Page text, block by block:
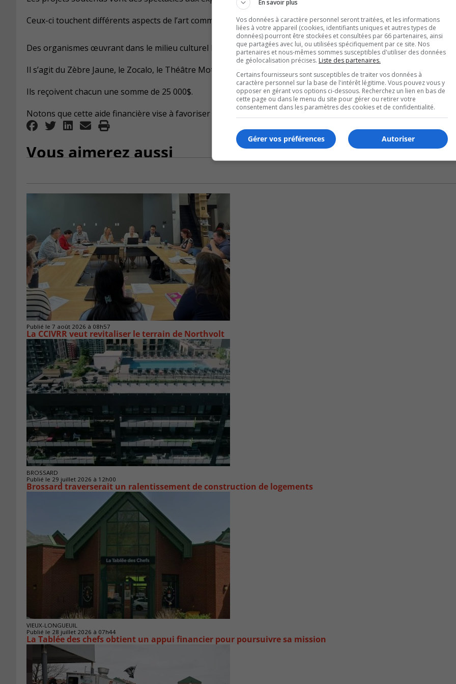
Ceux-ci touchent différents aspects de l’art comme le théâtre, la littérature, les arts visuels, la musique et la
Des organismes œuvrant dans le milieu culturel bénéficient eux aussi de cette aide financière.
Il s’agit du Zèbre Jaune, le Zocalo, le Théâtre Motus et le Théatre Tout-Terrain.
Ils reçoivent chacun une somme de 25 000$.
Notons que cette aide financière vise à favoriser la création artistique et à enrichir l’offre culturelle de la région.
Vous aimerez aussi
Publié le 7 août 2026 à 08h57
La CCIVRR veut revitaliser le terrain de Northvolt
BROSSARD
Publié le 29 juillet 2026 à 12h00
Brossard traverserait un ralentissement de construction de logements
VIEUX-LONGUEUIL
Publié le 28 juillet 2026 à 07h44
La Tablée des chefs obtient un appui financier pour poursuivre sa mission
En savoir plus
Vos données à caractère personnel seront traitées, et les informations
liées à votre appareil (cookies, identifiants uniques et autres types de
données) pourront être stockées et consultées par 66 partenaires, ainsi
que partagées avec lui, ou utilisées spécifiquement par ce site. Nos
partenaires et nous-mêmes sommes susceptibles d'utiliser des données
de géolocalisation précises. Liste des partenaires.
Certains fournisseurs sont susceptibles de traiter vos données à
caractère personnel sur la base de l'intérêt légitime. Vous pouvez vous y
opposer en gérant vos options ci-dessous. Recherchez un lien en bas de
cette page ou dans le menu du site pour gérer ou retirer votre
consentement dans les paramètres des cookies et de confidentialité.
Autoriser
Gérer vos préférences